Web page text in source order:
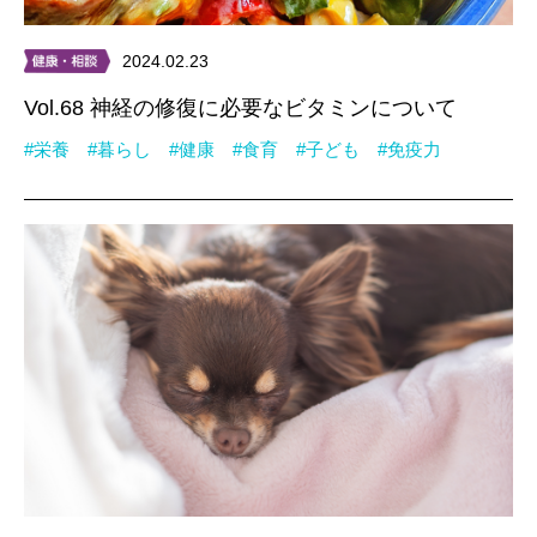
2024.02.23
Vol.68 神経の修復に必要なビタミンについて
#栄養 #暮らし #健康 #食育 #子ども #免疫力